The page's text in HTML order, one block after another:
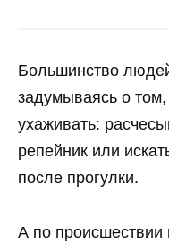
Большинство
задумываясь о
ухаживать:
репейник или
после прогулки.
А по происшествии